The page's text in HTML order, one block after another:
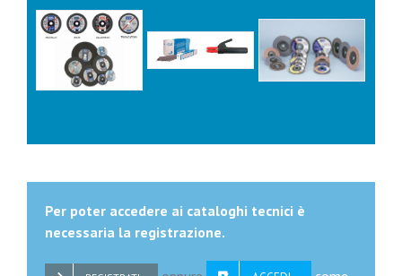
Per poter accedere ai cataloghi tecnici è
necessaria la registrazione.